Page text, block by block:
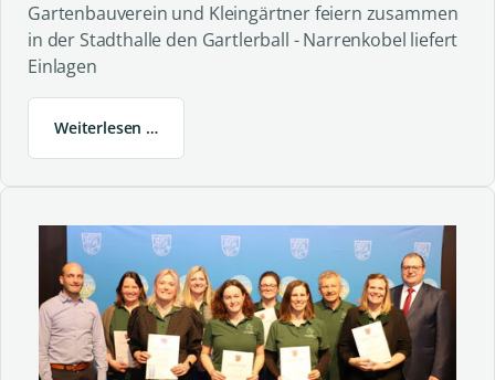
Gartenbauverein und Kleingärtner feiern zusammen
in der Stadthalle den Gartlerball - Narrenkobel liefert
Einlagen
Weiterlesen …